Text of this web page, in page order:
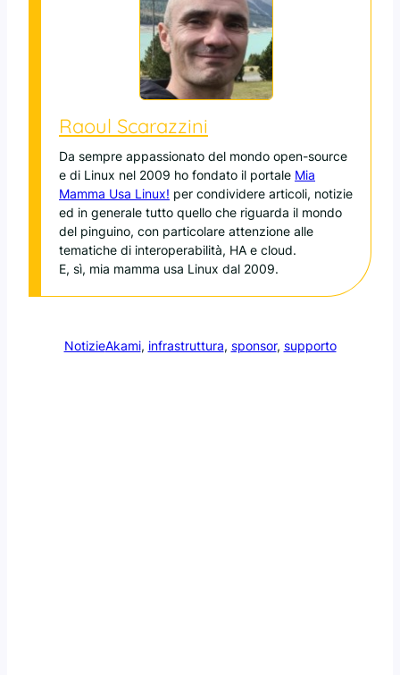
Raoul Scarazzini
Da sempre appassionato del mondo open-source
e di Linux nel 2009 ho fondato il portale Mia
Mamma Usa Linux! per condividere articoli, notizie
ed in generale tutto quello che riguarda il mondo
del pinguino, con particolare attenzione alle
tematiche di interoperabilità, HA e cloud.
E, sì, mia mamma usa Linux dal 2009.
NotizieAkami, infrastruttura, sponsor, supporto